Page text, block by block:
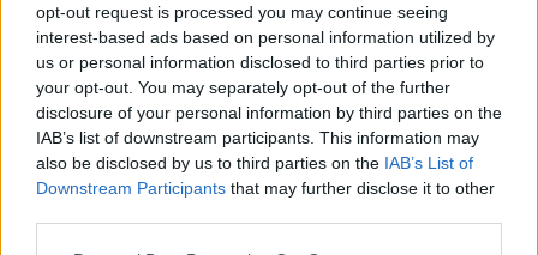
opt-out request is processed you may continue seeing
interest-based ads based on personal information utilized by
us or personal information disclosed to third parties prior to
your opt-out. You may separately opt-out of the further
disclosure of your personal information by third parties on the
IAB’s list of downstream participants. This information may
also be disclosed by us to third parties on the IAB’s List of
Downstream Participants that may further disclose it to other
SZÉP-KÁRTYÁVAL TRÜKKÖZÖTT EGY
SZOMBATHELYI FÉRFI
2024. október. 30. 08:17
Azt állította, hogy valaki leemelt 200 ezer forintot a kártyáról,
közben pedig ő maga adta át a ismerősének.
ÁRPLAFONT VEZET BE A KORMÁNY A
VÁLLALKOZÁSOK ÁRAMDÍJAINÁL